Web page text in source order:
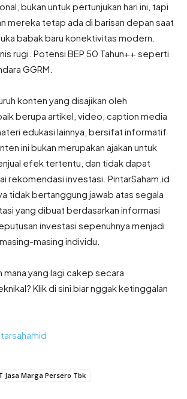
bukan untuk pertunjukan hari ini, tapi
mereka tetap ada di barisan depan saat
babak baru konektivitas modern.
rugi. Potensi BEP 50 Tahun++ seperti
GGRM.
konten yang disajikan oleh
berupa artikel, video, caption media
edukasi lainnya, bersifat informatif
ini bukan merupakan ajakan untuk
efek tertentu, dan tidak dapat
rekomendasi investasi. PintarSaham.id
tidak bertanggung jawab atas segala
yang dibuat berdasarkan informasi
investasi sepenuhnya menjadi
masing individu.
mana yang lagi cakep secara
Klik di sini biar nggak ketinggalan
Jasa Marga Persero Tbk